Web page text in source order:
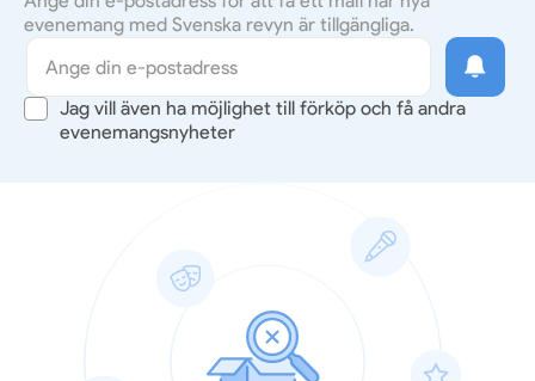
evenemang med Svenska revyn är tillgängliga.
Jag vill även ha möjlighet till förköp och få andra
evenemangsnyheter